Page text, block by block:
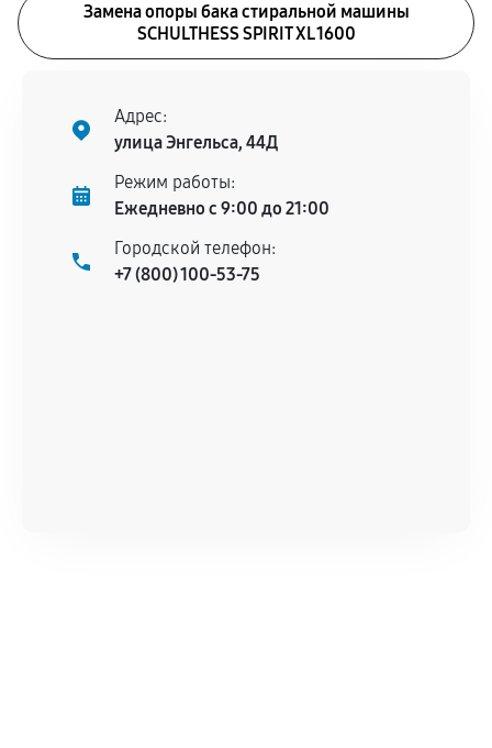
Замена опоры бака стиральной машины
SCHULTHESS SPIRIT XL 1600
Адрес:
улица Энгельса, 44Д
Режим работы:
Ежедневно с 9:00 до 21:00
Городской телефон:
+7 (800) 100-53-75